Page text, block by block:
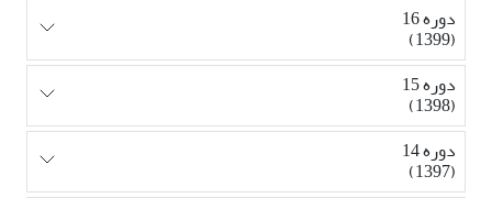
دوره 16
(1399)
دوره 15
(1398)
دوره 14
(1397)